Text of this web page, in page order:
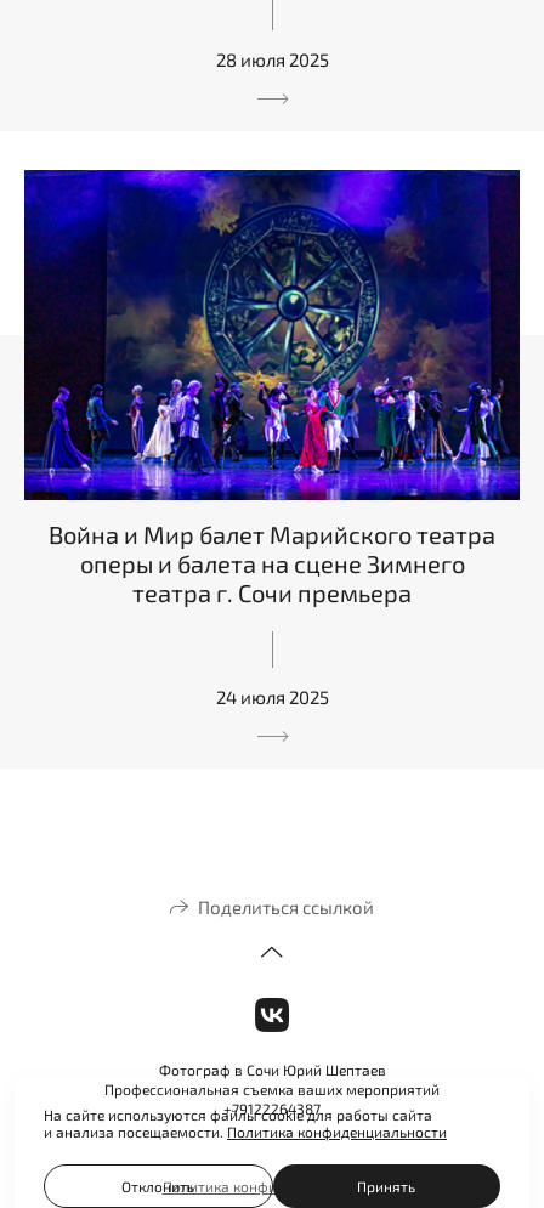
28 июля 2025
Война и Мир балет Марийского театра
оперы и балета на сцене Зимнего
театра г. Сочи премьера
24 июля 2025
Поделиться ссылкой
Фотограф в Сочи Юрий Шептаев
Профессиональная съемка ваших мероприятий
+79122264387
Политика конфиденциальности
На сайте используются файлы cookie для работы сайта
и анализа посещаемости. Политика конфиденциальности
Отклонить Принять